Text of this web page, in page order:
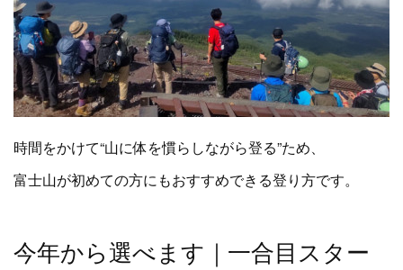
時間をかけて“山に体を慣らしながら登る”ため、
富士山が初めての方にもおすすめできる登り方です。
今年から選べます｜一合目スター